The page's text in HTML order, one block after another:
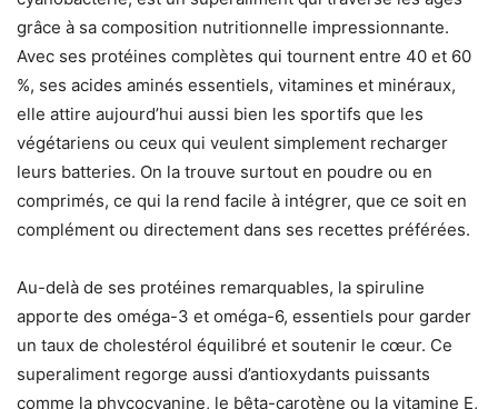
grâce à sa composition nutritionnelle impressionnante.
Avec ses protéines complètes qui tournent entre 40 et 60
%, ses acides aminés essentiels, vitamines et minéraux,
elle attire aujourd’hui aussi bien les sportifs que les
végétariens ou ceux qui veulent simplement recharger
leurs batteries. On la trouve surtout en poudre ou en
comprimés, ce qui la rend facile à intégrer, que ce soit en
complément ou directement dans ses recettes préférées.
Au-delà de ses protéines remarquables, la spiruline
apporte des oméga-3 et oméga-6, essentiels pour garder
un taux de cholestérol équilibré et soutenir le cœur. Ce
superaliment regorge aussi d’antioxydants puissants
comme la phycocyanine, le bêta-carotène ou la vitamine E,